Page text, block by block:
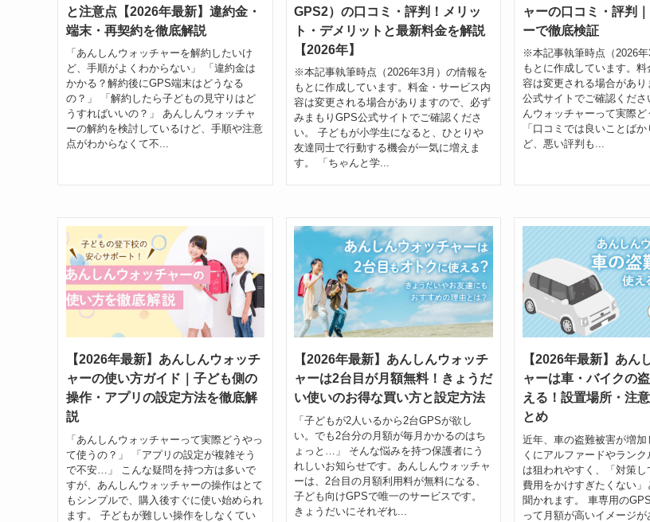
と注意点【2026年最新】違約金・
端末・再契約を徹底解説
「あんしんウォッチャーを解約したいけ
ど、手順がよくわからない」 「違約金は
かかる？解約後にGPS端末はどうなる
の？」 「解約したら子どもの見守りはど
うすればいいの？」 あんしんウォッチャ
ーの解約を検討しているけど、手順や注意
点がわからなくて不...
GPS2）の口コミ・評判！メリッ
ト・デメリットと最新料金を解説
【2026年】
※本記事執筆時点（2026年3月）の情報を
もとに作成しています。料金・サービス内
容は変更される場合がありますので、必ず
みまもりGPS公式サイトでご確認くださ
い。 子どもが小学生になると、ひとりや
友達同士で行動する機会が一気に増えま
す。 「ちゃんと学...
ャーの口コミ・評判
ーで徹底検証
※本記事執筆時点（2026
もとに作成しています。
容は変更される場合があ
公式サイトでご確認くださ
んウォッチャーって実際ど
「口コミでは良いことば
ど、悪い評判も...
【2026年最新】あんしんウォッチ
ャーの使い方ガイド｜子ども側の
操作・アプリの設定方法を徹底解
説
「あんしんウォッチャーって実際どうやっ
て使うの？」 「アプリの設定が複雑そう
で不安…」 こんな疑問を持つ方は多いで
すが、あんしんウォッチャーの操作はとて
もシンプルで、購入後すぐに使い始められ
ます。 子どもが難しい操作をしなくてい
【2026年最新】あんしんウォッチ
ャーは2台目が月額無料！きょうだ
い使いのお得な買い方と設定方法
「子どもが2人いるから2台GPSが欲し
い。でも2台分の月額が毎月かかるのはち
ょっと…」 そんな悩みを持つ保護者にう
れしいお知らせです。あんしんウォッチャ
ーは、2台目の月額利用料が無料になる、
子ども向けGPSで唯一のサービスです。
きょうだいにそれぞれ...
【2026年最新】あん
ャーは車・バイクの
える！設置場所・注
とめ
近年、車の盗難被害が増加
くにアルファードやラン
は狙われやすく、「対策
費用をかけすぎたくない」
聞かれます。 車専用の
って月額が高いイメージ